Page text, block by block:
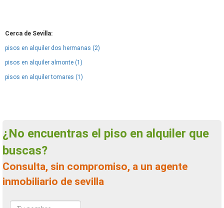
Cerca de Sevilla:
pisos en alquiler dos hermanas (2)
pisos en alquiler almonte (1)
pisos en alquiler tomares (1)
¿No encuentras el piso en alquiler que
buscas?
Consulta, sin compromiso, a un agente
inmobiliario de sevilla